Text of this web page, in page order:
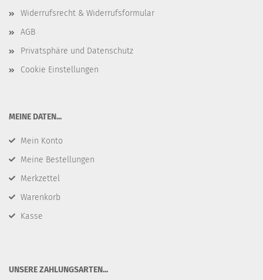
Widerrufsrecht & Widerrufsformular
AGB
Privatsphäre und Datenschutz
Cookie Einstellungen
​MEINE DATEN...
Mein Konto
Meine Bestellungen
Merkzettel
Warenkorb
Kasse
​UNSERE ZAHLUNGSARTEN...